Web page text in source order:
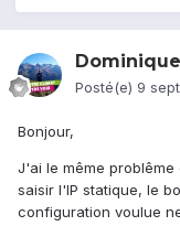
Posté(e) 9
Bonjour,
J'ai le même
saisir l'IP statique, le
configuration voulue